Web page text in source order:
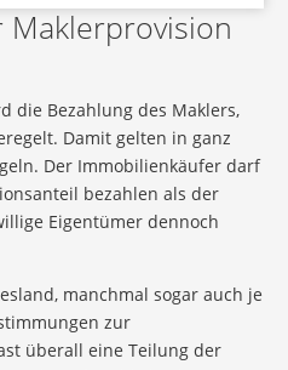
Maklerprovision
die Bezahlung des Maklers,
Damit gelten in ganz
Der Immobilienkäufer darf
bezahlen als der
Eigentümer dennoch
manchmal sogar auch je
zur
überall eine Teilung der